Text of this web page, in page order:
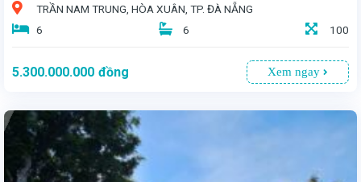
TRẦN NAM TRUNG, HÒA XUÂN, TP. ĐÀ NẴNG
6
6 100
5.300.000.000 đồng Xem ngay